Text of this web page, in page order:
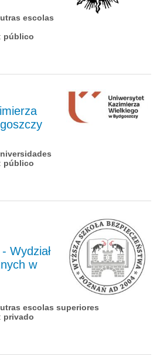
escolas
público
público
Wydział
w
escolas superiores
privado